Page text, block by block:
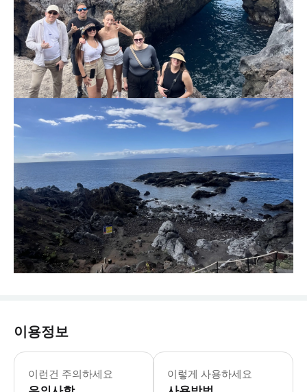
이용정보
이런건 주의하세요 이렇게 사용하세요